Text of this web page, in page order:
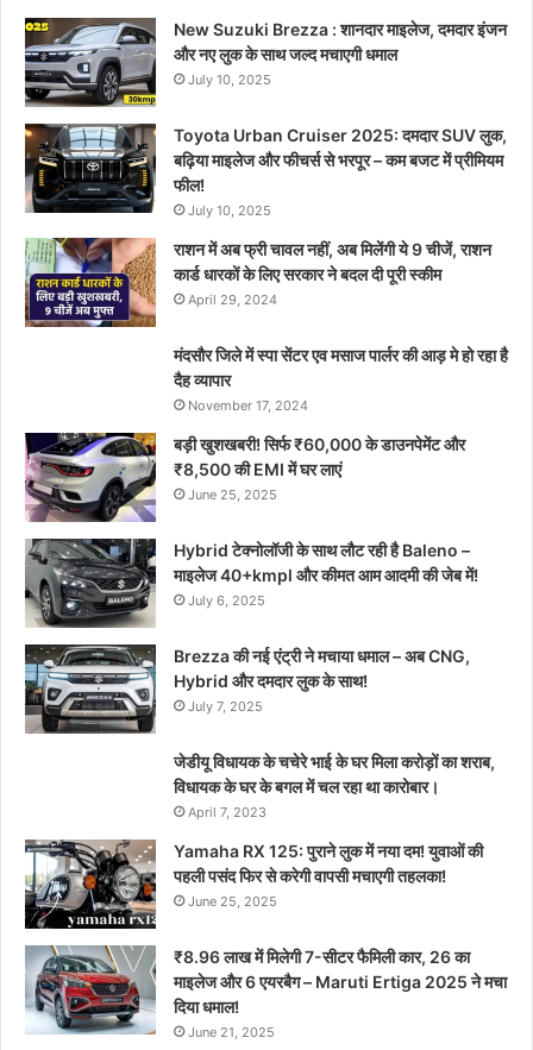
New Suzuki Brezza : शानदार माइलेज, दमदार इंजन
और नए लुक के साथ जल्द मचाएगी धमाल
July 10, 2025
Toyota Urban Cruiser 2025: दमदार SUV लुक,
बढ़िया माइलेज और फीचर्स से भरपूर – कम बजट में प्रीमियम
फील!
July 10, 2025
राशन में अब फ्री चावल नहीं, अब मिलेंगी ये 9 चीजें, राशन
कार्ड धारकों के लिए सरकार ने बदल दी पूरी स्कीम
April 29, 2024
मंदसौर जिले में स्पा सेंटर एव मसाज पार्लर की आड़ मे हो रहा है
दैह व्यापार
November 17, 2024
बड़ी खुशखबरी! सिर्फ ₹60,000 के डाउनपेमेंट और
₹8,500 की EMI में घर लाएं
June 25, 2025
Hybrid टेक्नोलॉजी के साथ लौट रही है Baleno –
माइलेज 40+kmpl और कीमत आम आदमी की जेब में!
July 6, 2025
Brezza की नई एंट्री ने मचाया धमाल – अब CNG,
Hybrid और दमदार लुक के साथ!
July 7, 2025
जेडीयू विधायक के चचेरे भाई के घर मिला करोड़ों का शराब,
विधायक के घर के बगल में चल रहा था कारोबार।
April 7, 2023
Yamaha RX 125: पुराने लुक में नया दम! युवाओं की
पहली पसंद फिर से करेगी वापसी मचाएगी तहलका!
June 25, 2025
₹8.96 लाख में मिलेगी 7-सीटर फैमिली कार, 26 का
माइलेज और 6 एयरबैग – Maruti Ertiga 2025 ने मचा
दिया धमाल!
June 21, 2025